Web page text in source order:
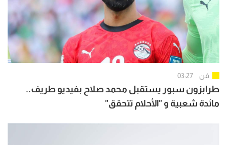
فن 03:27
طرابزون سبور يستقبل محمد صلاح بفيديو طريف..
مائدة شعبية و "الأحلام تتحقق"